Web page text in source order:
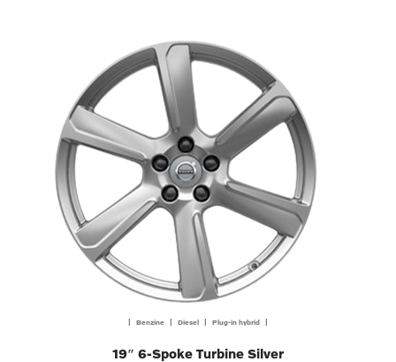
| Benzine | Diesel | Plug-in hybrid |
19″ 6-Spoke Turbine Silver